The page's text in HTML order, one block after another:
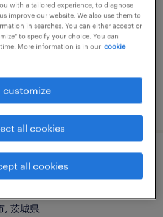
, 茨城県
スのマシンオペレータ
キング・梱包
, 茨城県
with a tailored experience, to diagnose
improve our website. We also use them to
in searches. You can either accept or
to specify your choice. You can
More information is in our cookie
customize
all cookies
all cookies